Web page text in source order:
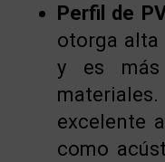
Perfil de
otorga alta
y es más
excelente
como